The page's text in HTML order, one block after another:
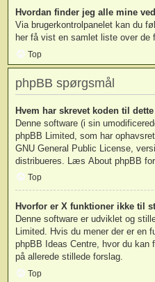
Hvordan finder jeg alle mine
Via brugerkontrolpanelet kan du
her få vist en samlet liste over de
Top
phpBB spørgsmål
Hvem har skrevet koden til
Denne software (i sin
phpBB Limited , som har
GNU General Public License,
distribueres. Læs About phpBB
Top
Hvorfor er X funktioner ikke til
Denne software er udviklet og
Limited. Hvis du mener der er en
phpBB Ideas Centre, hvor du kan
på allerede stillede forslag.
Top